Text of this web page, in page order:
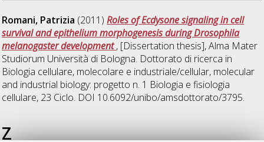
Romani, Patrizia (2011)Roles of Ecdysone signaling in cell
survival and epithelium morphogenesis during Drosophila
melanogaster development, [Dissertation thesis], Alma Mater
Studiorum Università di Bologna. Dottorato di ricerca in
Biologia cellulare, molecolare e industriale/cellular, molecular
and industrial biology: progetto n. 1 Biologia e fisiologia
cellulare, 23 Ciclo. DOI 10.6092/unibo/amsdottorato/3795.
Z